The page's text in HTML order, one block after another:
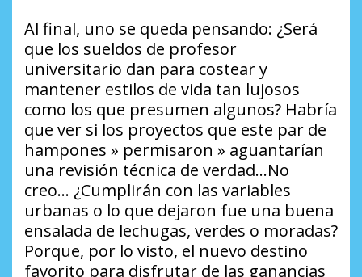
​Al final, uno se queda pensando: ¿Será
que los sueldos de profesor
universitario dan para costear y
mantener estilos de vida tan lujosos
como los que presumen algunos? Habría
que ver si los proyectos que este par de
hampones » permisaron » aguantarían
una revisión técnica de verdad…No
creo… ¿Cumplirán con las variables
urbanas o lo que dejaron fue una buena
ensalada de lechugas, verdes o moradas?
Porque, por lo visto, el nuevo destino
favorito para disfrutar de las ganancias